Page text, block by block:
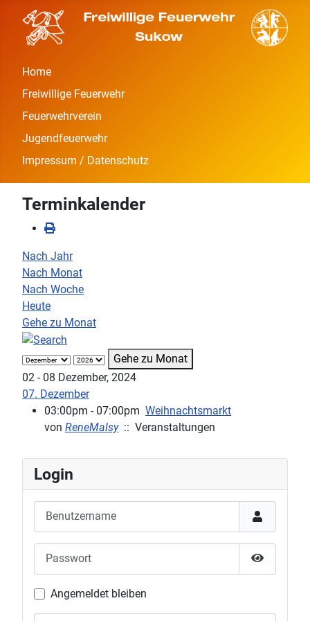
Home
Freiwillige Feuerwehr
Feuerwehrverein
Jugendfeuerwehr
Impressum / Datenschutz
Terminkalender
Nach Jahr
Nach Monat
Nach Woche
Heute
Gehe zu Monat
Gehe zu Monat
02 - 08 Dezember, 2024
07. Dezember
03:00pm - 07:00pm Weihnachtsmarkt
von ReneMalsy:: Veranstaltungen
Login
Passwort
Passwort
Angemeldet bleiben